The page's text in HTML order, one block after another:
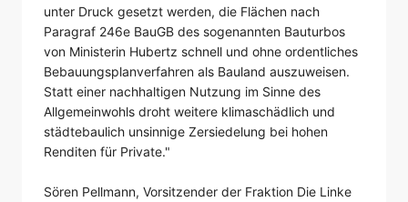
unter Druck gesetzt werden, die Flächen nach
Paragraf 246e BauGB des sogenannten Bauturbos
von Ministerin Hubertz schnell und ohne ordentliches
Bebauungsplanverfahren als Bauland auszuweisen.
Statt einer nachhaltigen Nutzung im Sinne des
Allgemeinwohls droht weitere klimaschädlich und
städtebaulich unsinnige Zersiedelung bei hohen
Renditen für Private."
Sören Pellmann, Vorsitzender der Fraktion Die Linke